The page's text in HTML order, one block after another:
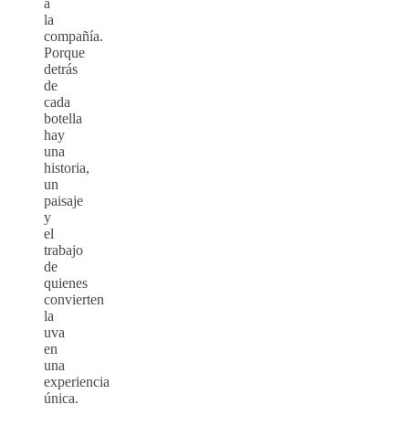
a
la
compañía.
Porque
detrás
de
cada
botella
hay
una
historia,
un
paisaje
y
el
trabajo
de
quienes
convierten
la
uva
en
una
experiencia
única.